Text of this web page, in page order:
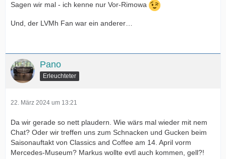
Sagen wir mal - ich kenne nur Vor-Rimowa
Und, der LVMh Fan war ein anderer…
Pano
Erleuchteter
22. März 2024 um 13:21
Da wir gerade so nett plaudern. Wie wärs mal wieder mit nem
Chat? Oder wir treffen uns zum Schnacken und Gucken beim
Saisonauftakt von Classics and Coffee am 14. April vorm
Mercedes-Museum? Markus wollte evtl auch kommen, gell?!